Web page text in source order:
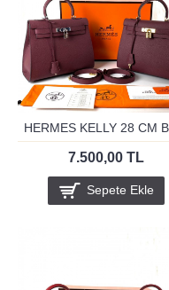
7.500,00 TL
Sepete Ekle